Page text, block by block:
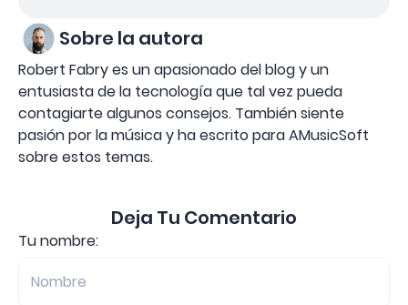
Sobre la autora
Robert Fabry es un apasionado del blog y un
entusiasta de la tecnología que tal vez pueda
contagiarte algunos consejos. También siente
pasión por la música y ha escrito para AMusicSoft
sobre estos temas.
Deja Tu Comentario
Tu nombre: